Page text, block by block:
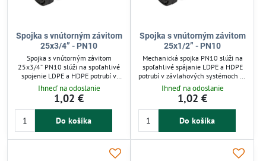
Spojka s vnútorným závitom
25x3/4” - PN10
Spojka s vnútorným závitom
25x3/4” PN10 slúži na spoľahlivé
spojenie LDPE a HDPE potrubí v
závlahových systémoch so
studenou vodou do 10 barov.
Umožňuje rýchlu montáž bez
špeciálneho náradia a je
demontovateľná pre opakované
identifikáciu a integrovaný O-krúžok
zabezpečuje tesné spoje. Ideálna
pre nízkotlakové zavlažovanie
Ihneď na odoslanie
1,02 €
Do košíka
Spojka s vnútorným závitom
25x1/2” - PN10
Mechanická spojka PN10 slúži na
spoľahlivé spájanie LDPE a HDPE
potrubí v závlahových systémoch so
studenou vodou do 10 barov.
Umožňuje rýchlu montáž bez
špeciálneho náradia a opakované
použitie v nízkotlakových
rozvodoch. Vďaka integrovanej
spoľahlivé tesnenie, ideálna pre
automatickú závlahu záhrad a polí.
Ihneď na odoslanie
1,02 €
Do košíka